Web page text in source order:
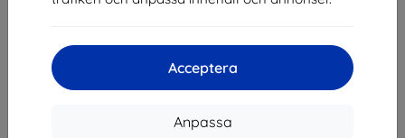
Acceptera
Anpassa
Sista varan i lager I lager > 5 st